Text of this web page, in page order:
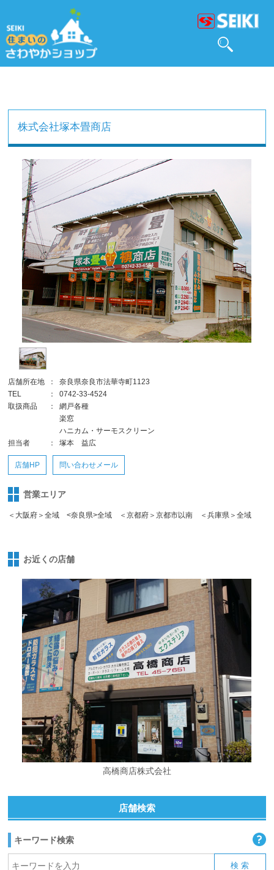
株式会社塚本畳商店
店舗所在地 ：
奈良県奈良市法華寺町1123
TEL
：
0742-33-4524
取扱商品
：
網戸各種
楽窓
ハニカム・サーモスクリーン
担当者
： 塚本 益広
店舗HP 問い合わせメール
営業エリア
＜大阪府＞全域 <奈良県>全域 ＜京都府＞京都市以南 ＜兵庫県＞全域
お近くの店舗
高橋商店株式会社
店舗検索
キーワード検索